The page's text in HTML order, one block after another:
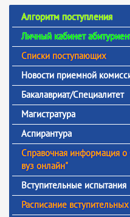
Алгоритм поступления
Личный кабинет
Списки поступающих
Новости приемной
Бакалавриат/Специалитет
Магистратура
Аспирантура
Справочная информация о
вуз онлайн"
Вступительные испытания
Расписание